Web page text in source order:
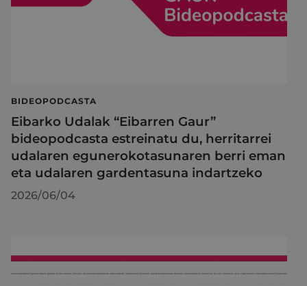
BIDEOPODCASTA
Eibarko Udalak “Eibarren Gaur”
bideopodcasta estreinatu du, herritarrei
udalaren egunerokotasunaren berri eman
eta udalaren gardentasuna indartzeko
2026/06/04